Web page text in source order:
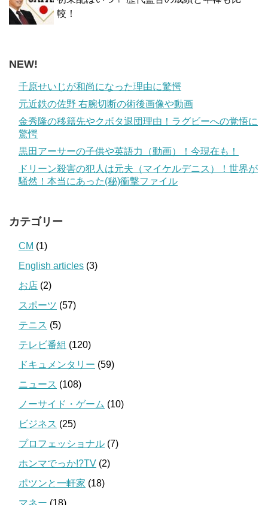
較！
NEW!
千原せいじが和尚になった理由に驚愕
元近鉄の佐野 右腕切断の術後画像や動画
金秀隆の移籍先やクボタ退団理由！ラグビーへの覚悟に
驚愕
黒田アーサーの子供や英語力（動画）！今現在も！
ドリーン殺害の犯人は元夫（マイケルデニス）！世界が
騒然！本当にあった(秘)衝撃ファイル
カテゴリー
CM (1)
English articles (3)
お店 (2)
スポーツ (57)
テニス (5)
テレビ番組 (120)
ドキュメンタリー (59)
ニュース (108)
ノーサイド・ゲーム (10)
ビジネス (25)
プロフェッショナル (7)
ホンマでっか!?TV (2)
ポツンと一軒家 (18)
マネー (18)